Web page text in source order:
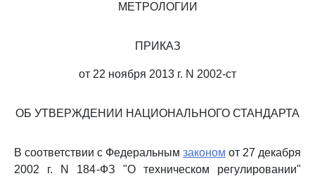
МЕТРОЛОГИИ
ПРИКАЗ
от 22 ноября 2013 г. N 2002-ст
ОБ УТВЕРЖДЕНИИ НАЦИОНАЛЬНОГО СТАНДАРТА
В соответствии с Федеральным законом от 27 декабря
2002 г. N 184-ФЗ "О техническом регулировании"